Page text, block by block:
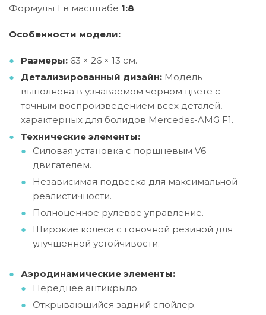
Формулы 1 в масштабе 1:8.
Особенности модели:
Размеры: 63 × 26 × 13 см.
Детализированный дизайн: Модель
выполнена в узнаваемом черном цвете с
точным воспроизведением всех деталей,
характерных для болидов Mercedes-AMG F1.
Технические элементы:
Силовая установка с поршневым V6
двигателем.
Независимая подвеска для максимальной
реалистичности.
Полноценное рулевое управление.
Широкие колёса с гоночной резиной для
улучшенной устойчивости.
Аэродинамические элементы:
Переднее антикрыло.
Открывающийся задний спойлер.